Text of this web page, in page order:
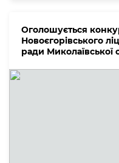
Оголошується
Новоєгорівського
ради Миколаївської